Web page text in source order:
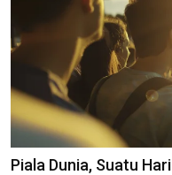
Piala Dunia, Suatu